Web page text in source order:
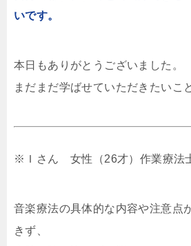
いです。
本日もありがとうございました。
まだまだ学ばせていただきたいこ
※Ｉさん 女性（26才）作業療法
音楽療法の具体的な内容や注意点
きず、